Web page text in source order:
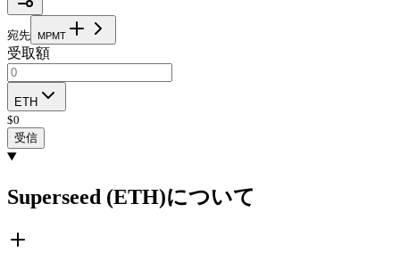
宛先 MPMT
受取額
ETH
$0
受信
Superseed (ETH)について